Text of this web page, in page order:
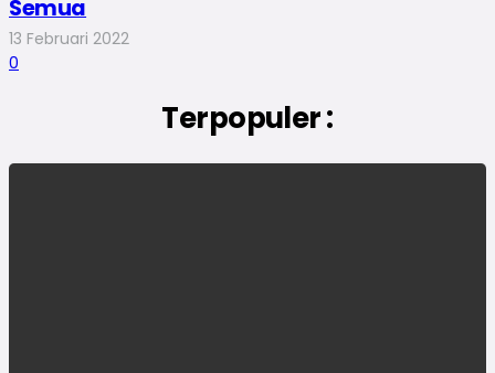
Semua
13 Februari 2022
0
Terpopuler :